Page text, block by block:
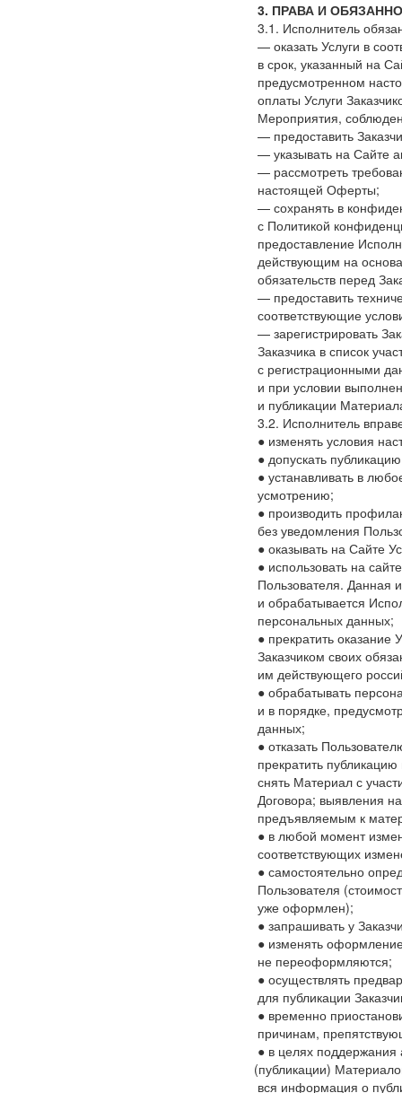
3. ПРАВА И
3.1. Исполнитель
— оказать Услуги в
в срок, указанный на
предусмотренном
оплаты Услуги
Мероприятия,
— предоставить
— указывать на Сайте
— рассмотреть
настоящей Оферты;
— сохранять в
с Политикой
предоставление
действующим на
обязательств перед
— предоставить
соответствующие
— зарегистрировать
Заказчика в список
с регистрационными
и при условии
и публикации
3.2. Исполнитель
● изменять условия
● допускать
● устанавливать в
усмотрению;
● производить
без уведомления
● оказывать на Сайте
● использовать на
Пользователя. Данная
и обрабатывается
персональных данных;
● прекратить оказание
Заказчиком своих
им действующего
● обрабатывать
и в порядке,
данных;
● отказать
прекратить
снять Материал с
Договора; выявления
предъявляемым к
● в любой момент
соответствующих
● самостоятельно
Пользователя
уже оформлен);
● запрашивать у
● изменять
не переоформляются;
● осуществлять
для публикации
● временно
причинам,
● в целях поддержания
(публикации)
вся информация о